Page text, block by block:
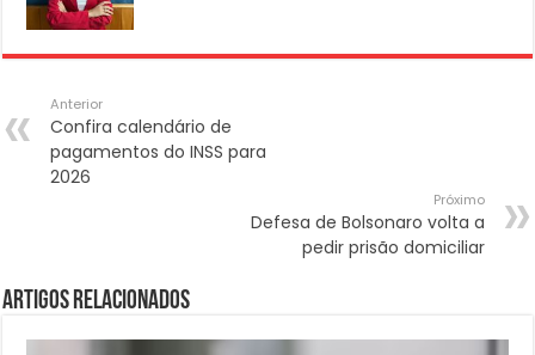
Anterior
Confira calendário de
pagamentos do INSS para
2026
Próximo
Defesa de Bolsonaro volta a
pedir prisão domiciliar
Artigos Relacionados